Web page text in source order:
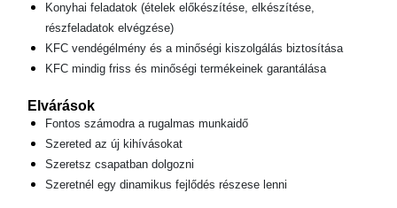
Konyhai feladatok (ételek előkészítése, elkészítése,
részfeladatok elvégzése)
KFC vendégélmény és a minőségi kiszolgálás biztosítása
KFC mindig friss és minőségi termékeinek garantálása
Elvárások
Fontos számodra a rugalmas munkaidő
Szereted az új kihívásokat
Szeretsz csapatban dolgozni
Szeretnél egy dinamikus fejlődés részese lenni